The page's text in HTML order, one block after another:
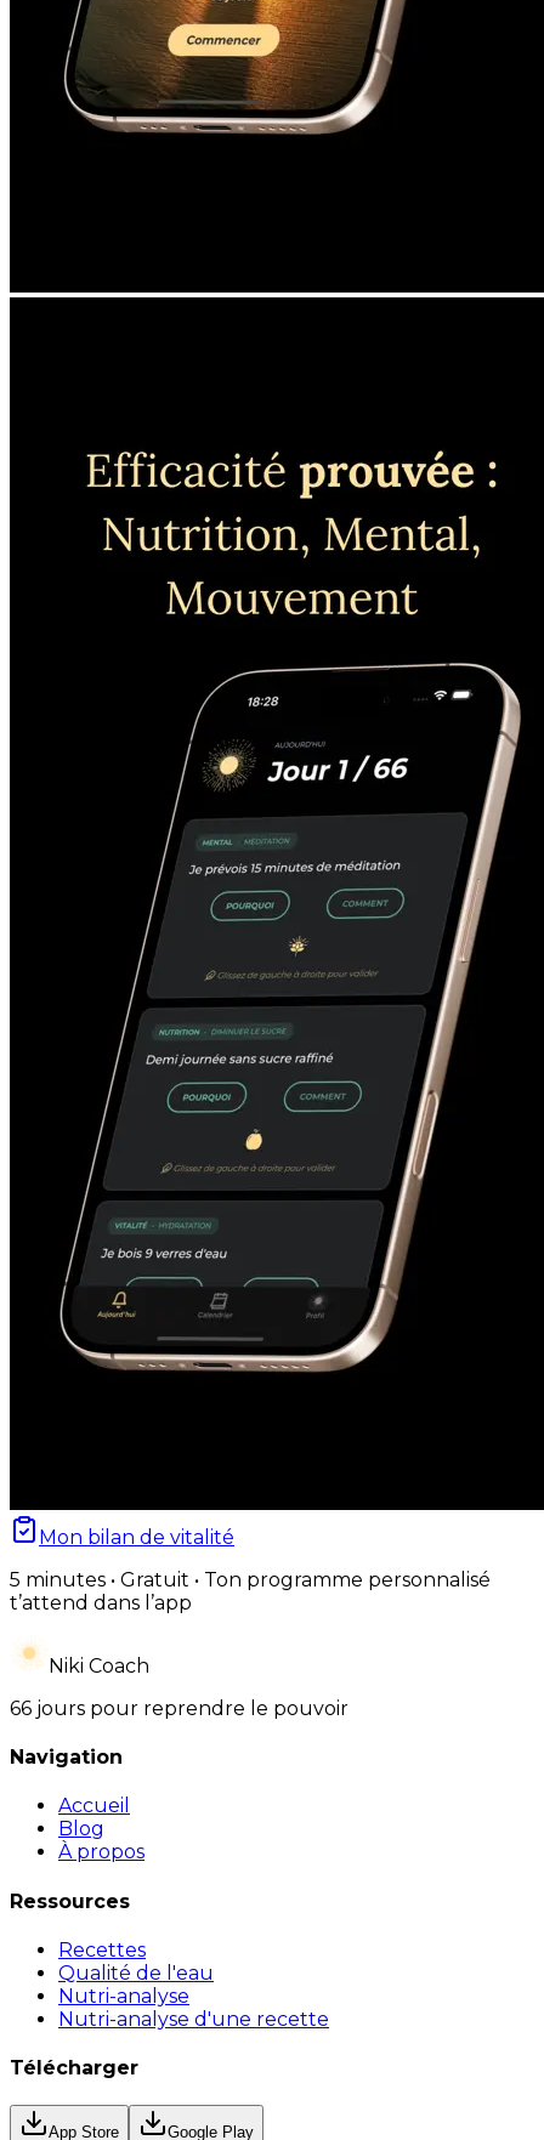
Mon bilan de vitalité
5 minutes • Gratuit • Ton programme personnalisé
t’attend dans l’app
Niki Coach
66 jours pour reprendre le pouvoir
Navigation
Accueil
Blog
À propos
Ressources
Recettes
Qualité de l'eau
Nutri-analyse
Nutri-analyse d'une recette
Télécharger
App Store Google Play